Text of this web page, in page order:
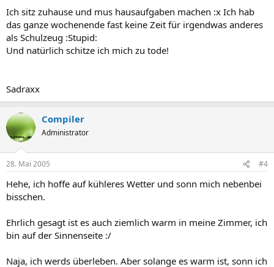
Ich sitz zuhause und mus hausaufgaben machen :x Ich hab
das ganze wochenende fast keine Zeit für irgendwas anderes
als Schulzeug :Stupid:
Und natürlich schitze ich mich zu tode!
Sadraxx
Compiler
Administrator
28. Mai 2005 #4
Hehe, ich hoffe auf kühleres Wetter und sonn mich nebenbei
bisschen.
Ehrlich gesagt ist es auch ziemlich warm in meine Zimmer, ich
bin auf der Sinnenseite :/
Naja, ich werds überleben. Aber solange es warm ist, sonn ich